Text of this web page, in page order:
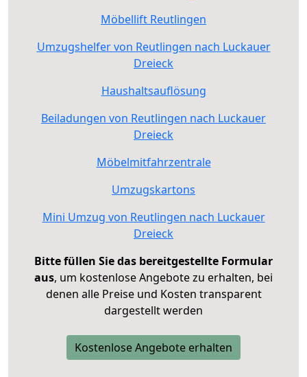
Möbellift Reutlingen
Umzugshelfer von Reutlingen nach Luckauer
Dreieck
Haushaltsauflösung
Beiladungen von Reutlingen nach Luckauer
Dreieck
Möbelmitfahrzentrale
Umzugskartons
Mini Umzug von Reutlingen nach Luckauer
Dreieck
Bitte füllen Sie das bereitgestellte Formular
aus, um kostenlose Angebote zu erhalten, bei
denen alle Preise und Kosten transparent
dargestellt werden
Kostenlose Angebote erhalten